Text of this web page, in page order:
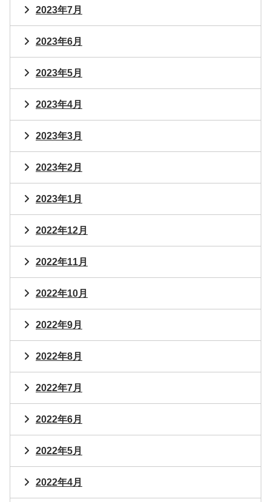
2023年7月
2023年6月
2023年5月
2023年4月
2023年3月
2023年2月
2023年1月
2022年12月
2022年11月
2022年10月
2022年9月
2022年8月
2022年7月
2022年6月
2022年5月
2022年4月